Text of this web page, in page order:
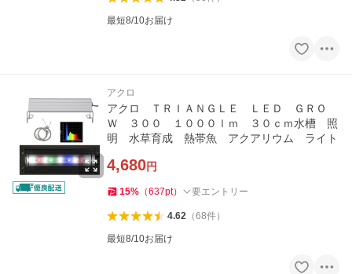
最短8/10お届け
アクロ
アクロ ＴＲＩＡＮＧＬＥ ＬＥＤ ＧＲＯ
Ｗ ３００ １０００ｌｍ ３０ｃｍ水槽 照
明 水草育成 熱帯魚 アクアリウム ライト
4,680円
15% （637pt） 要エントリー
4.62（68件）
最短8/10お届け